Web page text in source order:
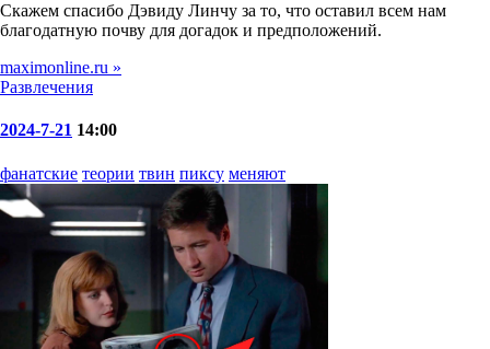
Скажем спасибо Дэвиду Линчу за то, что оставил всем нам
благодатную почву для догадок и предположений.
maximonline.ru »
Развлечения
2024-7-21 14:00
фанатские теории твин пиксу меняют